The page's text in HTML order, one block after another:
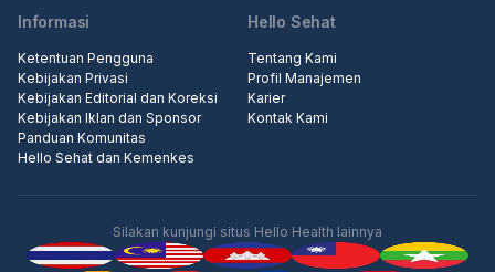
Informasi
Ketentuan Pengguna
Kebijakan Privasi
Kebijakan Editorial dan Koreksi
Kebijakan Iklan dan Sponsor
Panduan Komunitas
Hello Sehat dan Kemenkes
Hello Sehat
Tentang Kami
Profil Manajemen
Karier
Kontak Kami
Silakan kunjungi situs Hello Health lainnya